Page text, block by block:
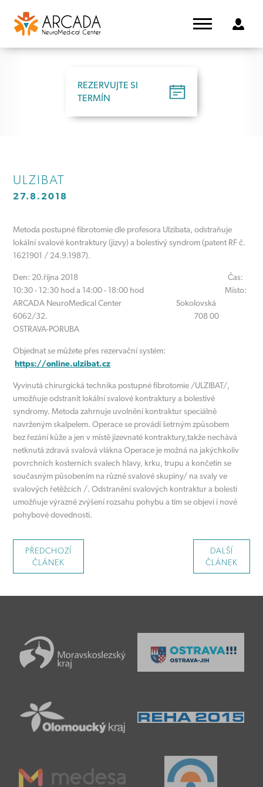
REZERVUJTE SI
TERMÍN
ULZIBAT
27.8.2018
Metoda postupné fibrotomie dle profesora Ulzibata, odstraňuje
lokální svalové kontraktury (jizvy) a bolestivý syndrom (patent RF č.
1621901 / 24.9.1987).
Den: 20.října 2018 Čas:
10:30 - 12:30 hod a 14:00 - 18:00 hod Místo:
ARCADA NeuroMedical Center Sokolovská
6062/32. 708 00
OSTRAVA-PORUBA
Objednat se můžete přes rezervační systém:
https://online.ulzibat.cz
Vyvinutá chirurgická technika postupné fibrotomie /ULZIBAT/,
umožňuje odstranit lokální svalové kontraktury a bolestivé
syndromy. Metoda zahrnuje uvolnění kontraktur speciálně
navrženým skalpelem. Operace se provádí šetrným způsobem
bez řezání kůže a jen v místě jizevnaté kontraktury,takže nechává
netknutá zdravá svalová vlákna Operace je možná na jakýchkoliv
povrchních kosterních svalech hlavy, krku, trupu a končetin se
současným působením na různé svalové skupiny/ na svaly ve
svalových řetěžcích /. Odstranění svalových kontraktur a bolesti
umožňuje výrazné zvýšení rozsahu pohybu a tím se objeví i nové
pohybové dovednosti.
DALŠÍ
ČLÁNEK
PŘEDCHOZÍ
ČLÁNEK